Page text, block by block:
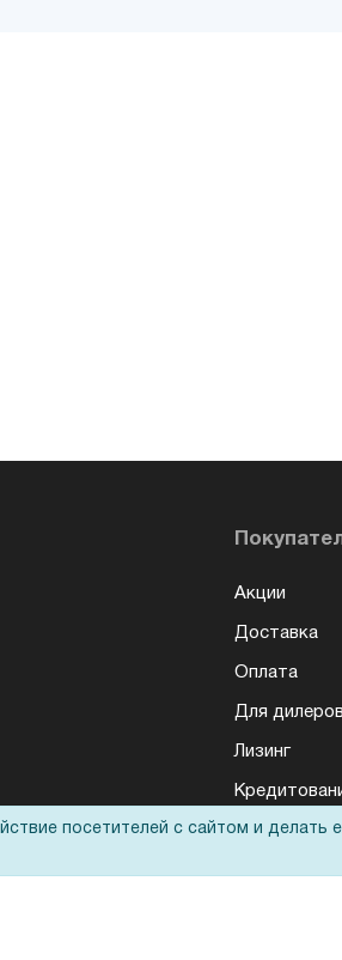
Акции
Доставка
Оплата
Для дилеров
Лизинг
посетителей с сайтом и